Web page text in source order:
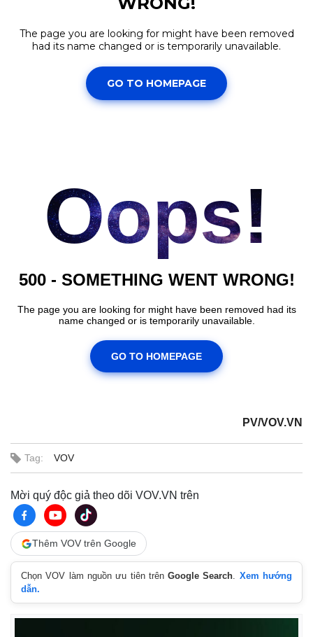
Kinh tế
Bất động sản
Khởi nghiệp
Giá vàng
Tiêu dùng
Chứng khoán
Giá cà phê
PV/VOV.VN
Tag: VOV
Mời quý độc giả theo dõi VOV.VN trên
Thêm VOV trên Google
Chọn VOV làm nguồn ưu tiên trênGoogle Search. Xem hướng
dẫn.